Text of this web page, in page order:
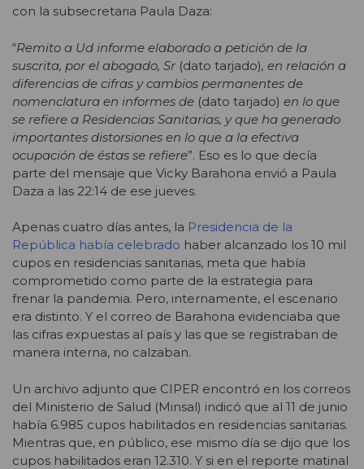
con la subsecretaria Paula Daza:
“Remito a Ud informe elaborado a petición de la
suscrita, por el abogado, Sr (dato tarjado), en relación a
diferencias de cifras y cambios permanentes de
nomenclatura en informes de (dato tarjado) en lo que
se refiere a Residencias Sanitarias, y que ha generado
importantes distorsiones en lo que a la efectiva
ocupación de éstas se refiere”. Eso es lo que decía
parte del mensaje que Vicky Barahona envió a Paula
Daza a las 22:14 de ese jueves.
Apenas cuatro días antes, la Presidencia de la
República había celebrado haber alcanzado los 10 mil
cupos en residencias sanitarias, meta que había
comprometido como parte de la estrategia para
frenar la pandemia. Pero, internamente, el escenario
era distinto. Y el correo de Barahona evidenciaba que
las cifras expuestas al país y las que se registraban de
manera interna, no calzaban.
Un archivo adjunto que CIPER encontró en los correos
del Ministerio de Salud (Minsal) indicó que al 11 de junio
había 6.985 cupos habilitados en residencias sanitarias.
Mientras que, en público, ese mismo día se dijo que los
cupos habilitados eran 12.310. Y si en el reporte matinal